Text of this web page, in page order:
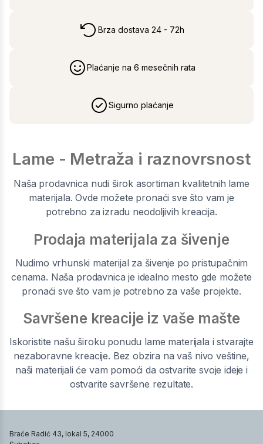
Brza dostava 24 - 72h
Plaćanje na 6 mesečnih rata
Sigurno plaćanje
Lame - Metraža i raznovrsnost
Naša prodavnica nudi širok asortiman kvalitetnih lame
materijala. Ovde možete pronaći sve što vam je
potrebno za izradu neodoljivih kreacija.
Prodaja materijala za šivenje
Nudimo vrhunski materijal za šivenje po pristupačnim
cenama. Naša prodavnica je idealno mesto gde možete
pronaći sve što vam je potrebno za vaše projekte.
Savršene kreacije iz vaše mašte
Iskoristite našu široku ponudu lame materijala i stvarajte
nezaboravne kreacije. Bez obzira na vaš nivo veštine,
naši materijali će vam pomoći da ostvarite svoje ideje i
ostvarite savršene rezultate.
Braće Radić 43, lokal 5, 24000